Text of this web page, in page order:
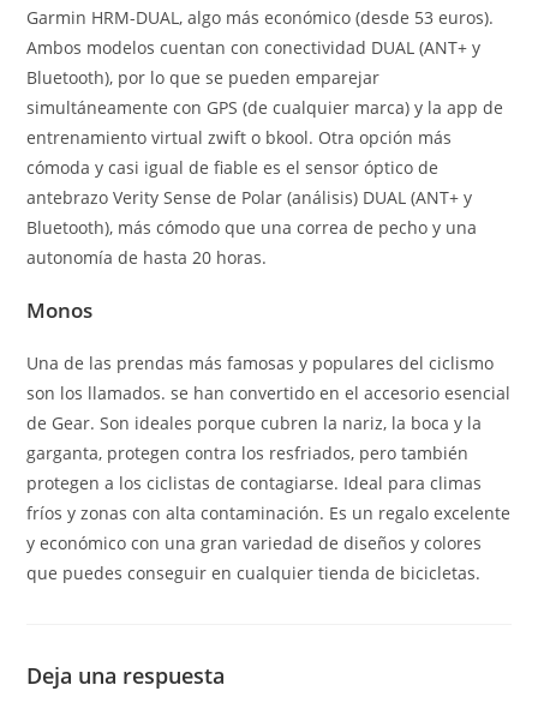
Garmin HRM-DUAL, algo más económico (desde 53 euros).
Ambos modelos cuentan con conectividad DUAL (ANT+ y
Bluetooth), por lo que se pueden emparejar
simultáneamente con GPS (de cualquier marca) y la app de
entrenamiento virtual zwift o bkool. Otra opción más
cómoda y casi igual de fiable es el sensor óptico de
antebrazo Verity Sense de Polar (análisis) DUAL (ANT+ y
Bluetooth), más cómodo que una correa de pecho y una
autonomía de hasta 20 horas.
Monos
Una de las prendas más famosas y populares del ciclismo
son los llamados. se han convertido en el accesorio esencial
de Gear. Son ideales porque cubren la nariz, la boca y la
garganta, protegen contra los resfriados, pero también
protegen a los ciclistas de contagiarse. Ideal para climas
fríos y zonas con alta contaminación. Es un regalo excelente
y económico con una gran variedad de diseños y colores
que puedes conseguir en cualquier tienda de bicicletas.
Deja una respuesta